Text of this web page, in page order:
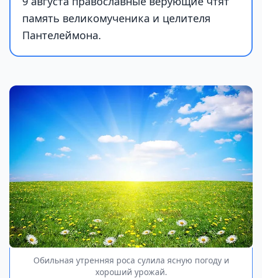
память великомученика и целителя
Пантелеймона.
Обильная утренняя роса сулила ясную погоду и
хороший урожай.